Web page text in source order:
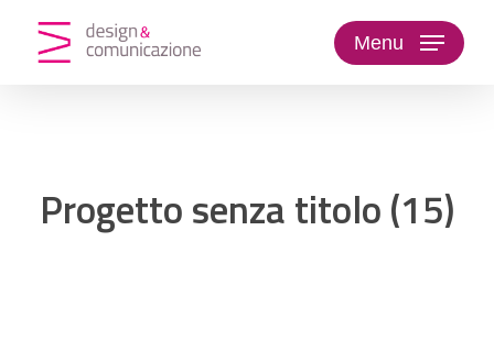
main
Menu
Progetto senza titolo (15)